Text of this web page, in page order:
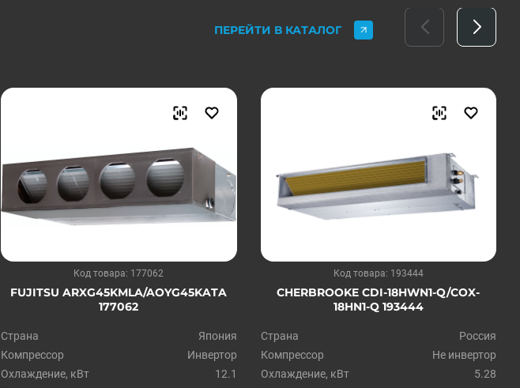
ПЕРЕЙТИ В КАТАЛОГ
Код товара: 177062
FUJITSU ARXG45KMLA/AOYG45KATA
177062
Страна
Япония
Компрессор
Инвертор
Охлаждение, кВт
12.1
Код товара: 193444
CHERBROOKE CDI-18HWN1-Q/COX-
18HN1-Q 193444
Страна
Россия
Компрессор
Не инвертор
Охлаждение, кВт
5.28